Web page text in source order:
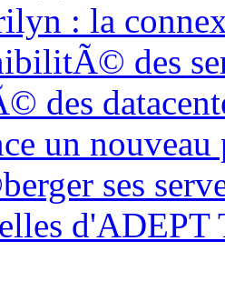
: la
des
des
un nouveau
ses